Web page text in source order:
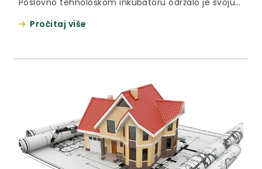
Poslovno tehnološkom inkubatoru održalo je svoju
Zapisnika s 14. sjednice održane 28. lipnja ove
Pročitaj više